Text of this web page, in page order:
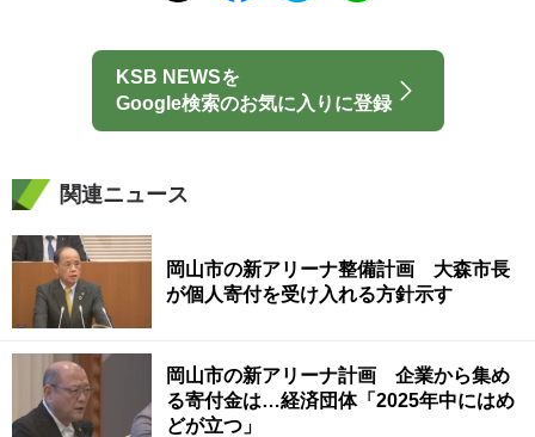
KSB NEWSを
Google検索のお気に入りに登録
関連ニュース
岡山市の新アリーナ整備計画 大森市長
が個人寄付を受け入れる方針示す
岡山市の新アリーナ計画 企業から集め
る寄付金は…経済団体「2025年中にはめ
どが立つ」